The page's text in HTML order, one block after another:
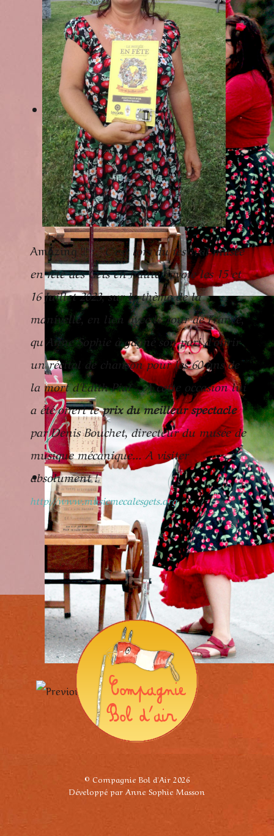
Amazing !!! :" C'est lors du festival musée
en fête des Gets en haute Savoie les 15 et
16 Juillet 2023, sur le thème de la
manivelle, en lien avec le tour de France,
qu'Anne Sophie à gagné son pari d'offrir
un récital de chanson pour les 60 ans de
la mort d'Édith Piaf .. A cette occasion lui
a été offert leprix du meilleur spectacle
par Denis Bouchet, directeur du musée de
musique mécanique... A visiter
absolument !
http://www.musicmecalesgets.org "
© Compagnie Bol d'Air 2026
Développé par Anne Sophie Masson